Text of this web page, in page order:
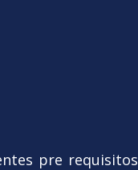
pre requisitos